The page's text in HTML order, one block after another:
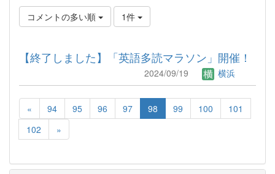
コメントの多い順 1件
【終了しました】「英語多読マラソン」開催！
2024/09/19 横浜
« 94 95 96 97 98 99 100
101
102
»